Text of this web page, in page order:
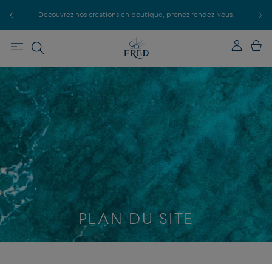
Découvrez nos créations en boutique, prenez rendez-vous.
PLAN DU SITE